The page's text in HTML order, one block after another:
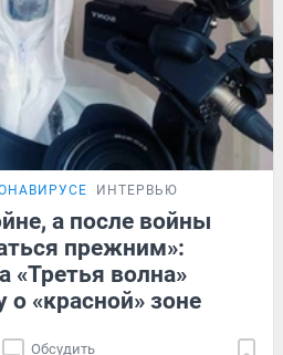
ИНТЕРВЬЮ
а после войны
прежним»:
«Третья волна»
о «красной» зоне
Обсудить